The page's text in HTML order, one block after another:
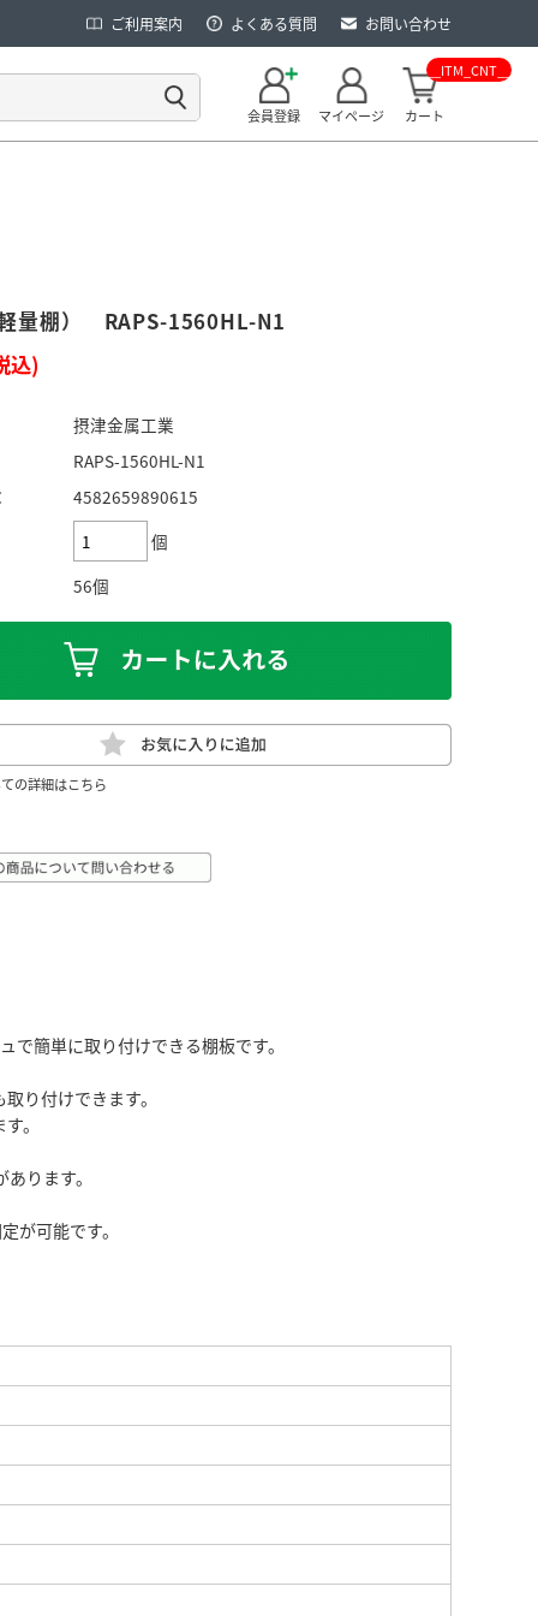
ご利用案内 よくある質問 お問い合わせ
会員登録 マイページ カート
__ITM_CNT__
量棚） RAPS-1560HL-N1
込)
摂津金属工業
RAPS-1560HL-N1
4582659890615
個
56個
の詳細はこちら
簡単に取り付けできる棚板です。
り付けできます。
。
ります。
が可能です。